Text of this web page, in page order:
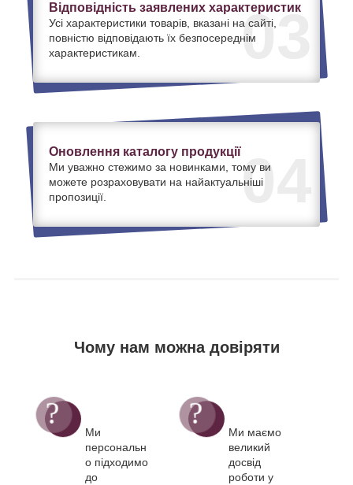
03
Відповідність заявлених характеристик
Усі характеристики товарів, вказані на сайті,
повністю відповідають їх безпосереднім
характеристикам.
04
Оновлення каталогу продукції
Ми уважно стежимо за новинками, тому ви
можете розраховувати на найактуальніші
пропозиції.
Чому нам можна довіряти
Ми
персональн
о підходимо
до
Ми маємо
великий
досвід
роботи у